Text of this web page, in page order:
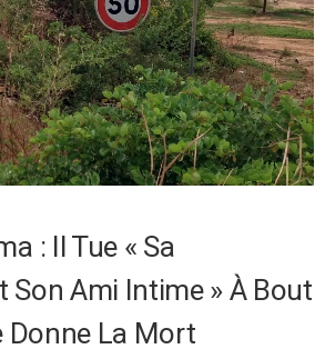
: Il Tue « Sa
Son Ami Intime » À Bout
Donne La Mort